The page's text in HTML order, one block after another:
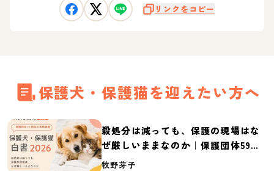
リンクをコピー
保護犬・保護猫を迎えたい方へ
殺処分は減っても、保護の現場はな
ぜ厳しいままなのか｜保護団体59団
体の実態調査【保護犬・保護猫白書
牧野芽子